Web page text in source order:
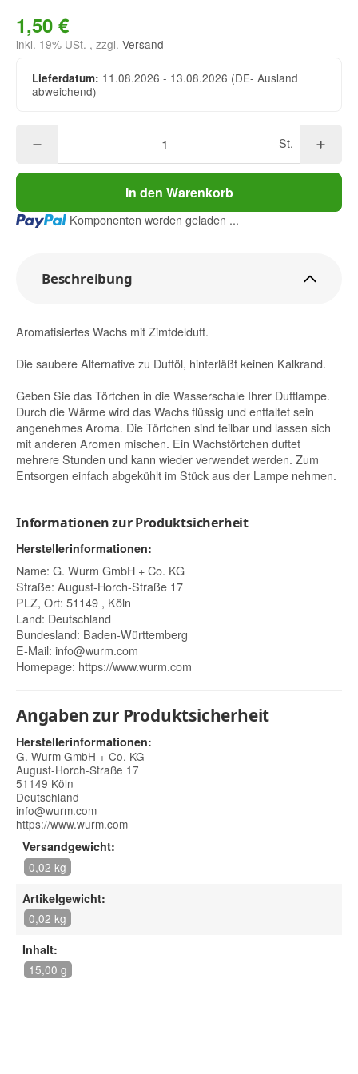
1,50 €
inkl. 19% USt. , zzgl. Versand
Lieferdatum: 11.08.2026 - 13.08.2026 (DE- Ausland
abweichend)
St.
In den Warenkorb
Loading... Komponenten werden geladen ...
Beschreibung
Aromatisiertes Wachs mit Zimtdelduft.
Die saubere Alternative zu Duftöl, hinterläßt keinen Kalkrand.
Geben Sie das Törtchen in die Wasserschale Ihrer Duftlampe.
Durch die Wärme wird das Wachs flüssig und entfaltet sein
angenehmes Aroma. Die Törtchen sind teilbar und lassen sich
mit anderen Aromen mischen. Ein Wachstörtchen duftet
mehrere Stunden und kann wieder verwendet werden. Zum
Entsorgen einfach abgekühlt im Stück aus der Lampe nehmen.
Informationen zur Produktsicherheit
Herstellerinformationen:
Name: G. Wurm GmbH + Co. KG
Straße: August-Horch-Straße 17
PLZ, Ort: 51149 , Köln
Land: Deutschland
Bundesland: Baden-Württemberg
E-Mail: info@wurm.com
Homepage: https://www.wurm.com
Angaben zur Produktsicherheit
Herstellerinformationen:
G. Wurm GmbH + Co. KG
August-Horch-Straße 17
51149 Köln
Deutschland
info@wurm.com
https://www.wurm.com
Versandgewicht:
0,02 kg
Artikelgewicht:
0,02 kg
Inhalt:
15,00 g